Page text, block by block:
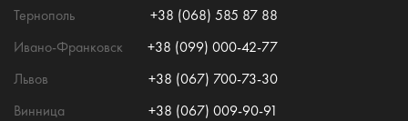
Тернополь
+38 (068) 585 87 88
Ивано-Франковск
+38 (099) 000-42-77
Львов
+38 (067) 700-73-30
Винница
+38 (067) 009-90-91